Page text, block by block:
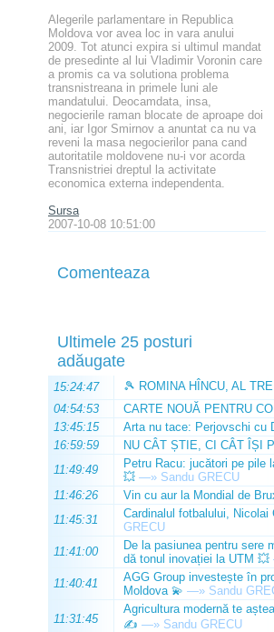
Alegerile parlamentare in Republica
Moldova vor avea loc in vara anului
2009. Tot atunci expira si ultimul mandat
de presedinte al lui Vladimir Voronin care
a promis ca va solutiona problema
transnistreana in primele luni ale
mandatului. Deocamdata, insa,
negocierile raman blocate de aproape doi
ani, iar Igor Smirnov a anuntat ca nu va
reveni la masa negocierilor pana cand
autoritatile moldovene nu-i vor acorda
Transnistriei dreptul la activitate
economica externa independenta.
Sursa
2007-10-08 10:51:00
Comenteaza
Ultimele 25 posturi
adăugate
15:24:47
🎾 ROMINA HÎNCU, AL
04:54:53
CARTE NOUĂ PENTRU
13:45:15
Arta nu tace: Perjovschi cu
16:59:59
NU CÂT ȘTIE, CI CÂT ÎȘI
11:49:49
Petru Racu: jucători pe pile
💥 —» Sandu GRECU
11:46:26
Vin cu aur la Mondial de
11:45:31
Cardinalul fotbalului,
GRECU
11:41:00
De la pasiunea pentru sere
dă tonul inovației la UTM 💥
11:40:41
AGG Group investește în
Moldova 💫 —» Sandu
11:31:45
Agricultura modernă te
✍️ —» Sandu GRECU